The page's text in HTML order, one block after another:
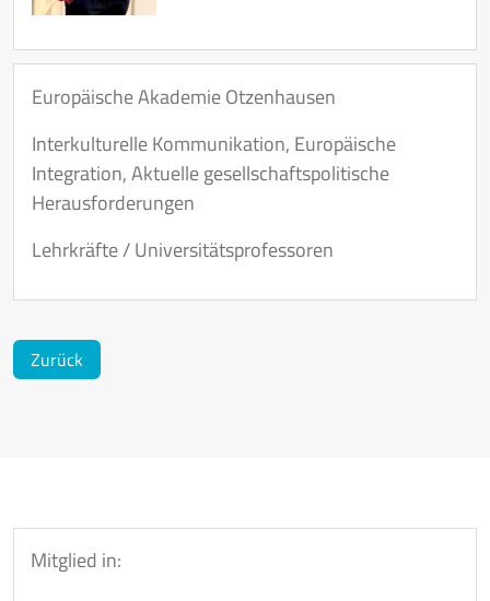
Europäische Akademie Otzenhausen
Interkulturelle Kommunikation, Europäische
Integration,Aktuelle gesellschaftspolitische
Herausforderungen
Lehrkräfte / Universitätsprofessoren
Zurück
Mitglied in: